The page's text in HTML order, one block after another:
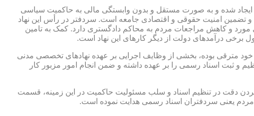
ایجاد شده و به صورت مستقل و بدون وابستگی مالی به حاکمیت سیاسی
و تضمین امنیت حقوقی و اقتصادی جامعه است. سردفتر در رأس این نهاد
و کاهش مراجعات مردم به محاکم دادگستری دارد. کمک به تامین
درآمدهای دولت از دیگر کارهای این نهاد است.
خود مترقی بوده، بخشی از وظایف اجرایی بر عهده نهادهای تخصصی مدنی
و ثبت اسناد رسمی را بر عهده داشته و ضمن انجام امور مزبور کار
دقت در تنظیم اسناد و سلب مسئولیت حاکمیت در این زمینه، قسمت
یعنی سردفتران اسناد رسمی هدایت نموده است.